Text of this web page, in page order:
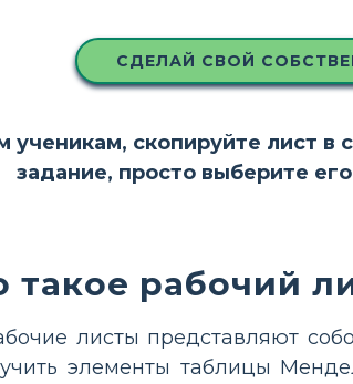
СДЕЛАЙ СВОЙ
ученикам, скопируйте лист в
задание, просто выберите
такое рабочий
листы представляют
элементы таблицы